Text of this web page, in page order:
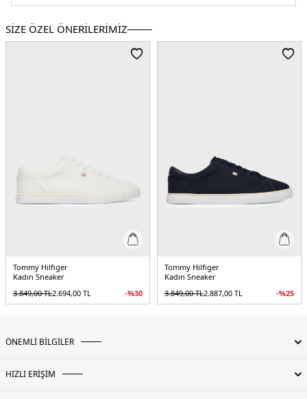
Taban Kalınlığı :3 cm
Üretim Yeri :Çin
SİZE ÖZEL ÖNERİLERİMİZ
Tommy Hilfiger
Kadın Sneaker
3.849,00TL2.694,00 TL -%30
Tommy Hilfiger
Kadın Sneaker
3.849,00TL2.887,00 TL -%25
ÖNEMLİ BİLGİLER
HIZLI ERİŞİM